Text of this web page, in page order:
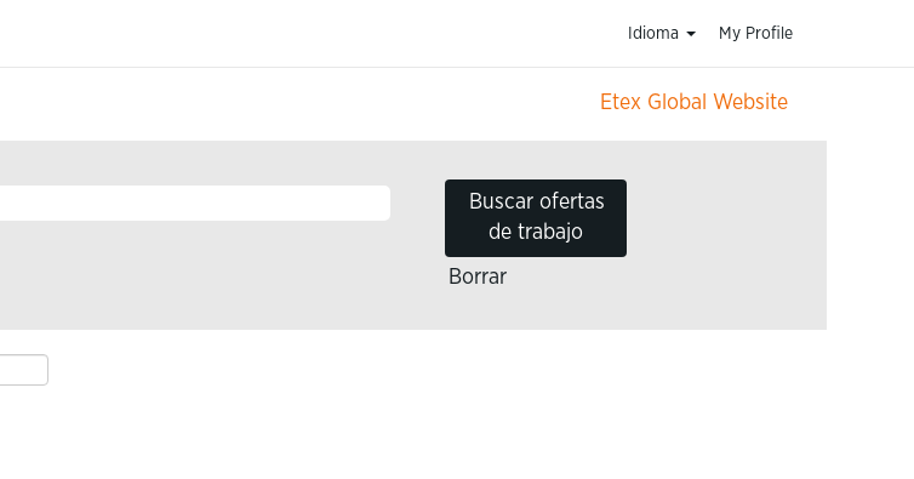
Idioma My Profile
Etex Global Website
Borrar